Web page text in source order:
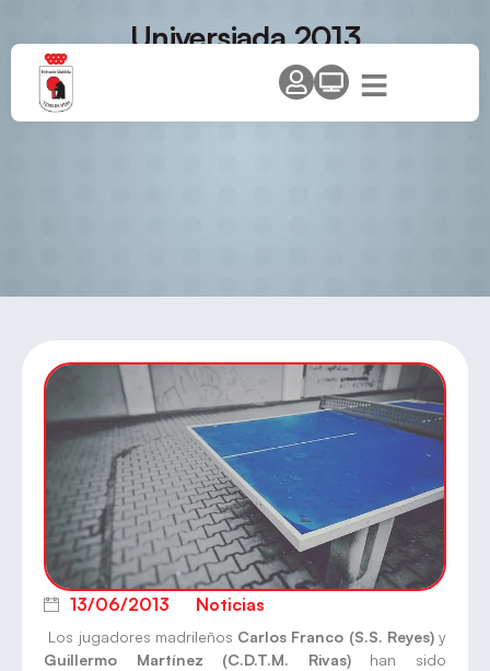
Universiada 2013
13/06/2013 Noticias
Los jugadores madrileños Carlos Franco (S.S. Reyes)y
Guillermo Martínez (C.D.T.M. Rivas)han sido